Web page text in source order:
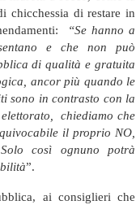
chicchessia di restare in
“Se hanno a
e che non può
di qualità e gratuita
ancor più quando le
sono in contrasto con la
chiediamo che
il proprio NO,
così ognuno potrà
”.
ai consiglieri che